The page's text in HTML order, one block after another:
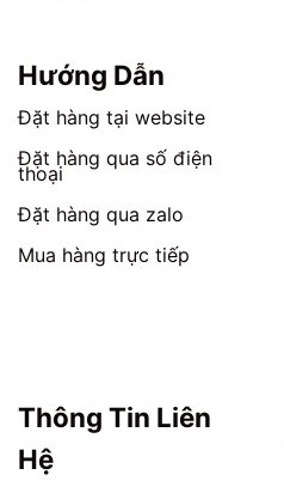
trang
sản
phẩm
Hướng Dẫn
Đặt hàng tại website
Đặt hàng qua số điện
thoại
Đặt hàng qua zalo
Mua hàng trực tiếp
Thông Tin Liên
Hệ